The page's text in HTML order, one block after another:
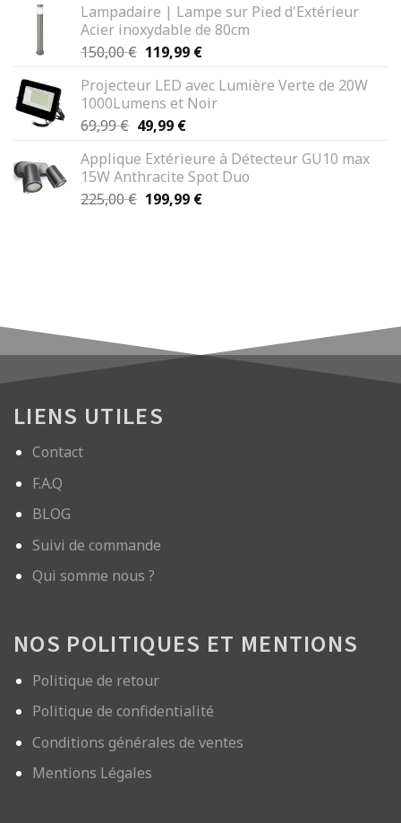
Lampadaire | Lampe sur Pied d'Extérieur
Acier inoxydable de 80cm
150,00€ Le
initial
était :
150,00 €.
119,99 €Le
actuel
est :
Projecteur LED avec Lumière Verte de 20W
1000Lumens et Noir
69,99€ Le
initial
était :
69,99 €.
49,99 €Le
actuel
est :
49,99 €.
Applique Extérieure à Détecteur GU10 max
15W Anthracite Spot Duo
225,00€ Le
199,99 €Le
LIENS UTILES
Contact
F.A.Q
BLOG
Suivi de commande
Qui somme nous ?
NOS POLITIQUES ET MENTIONS
Politique de retour
Politique de confidentialité
Conditions générales de ventes
Mentions Légales